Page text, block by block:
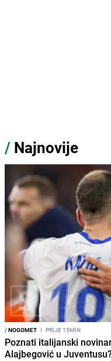
/ Najnovije
/NOGOMET I PRIJE 15MIN
Poznati italijanski
Alajbegović u